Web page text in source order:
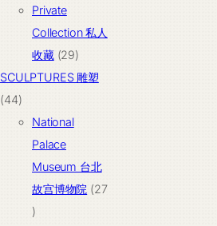
个
产
品
Private
Collection 私人
收藏 2929
个
SCULPTURES 雕塑
4444
个
National
Palace
Museum 台北
故宫博物院
27
27